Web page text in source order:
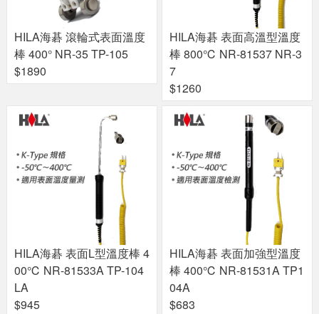
HILA海碁 滾輪式表面溫度
棒 400° NR-35 TP-105
$1890
HILA海碁 表面高溫型溫度
棒 800℃ NR-81537 NR-3
7
$1260
HILA海碁 表面L型溫度棒 4
00℃ NR-81533A TP-104
LA
$945
HILA海碁 表面加強型溫度
棒 400℃ NR-81531A TP1
04A
$683